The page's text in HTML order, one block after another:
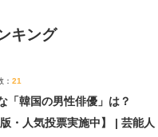
キング
： 21
「韓国の男性俳優」は？
版・人気投票実施中】 | 芸能人